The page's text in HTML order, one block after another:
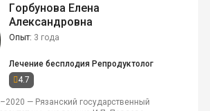
Горбунова Елена
Александровна
4.7
Опыт 3 года
Лечение бесплодия Репродуктолог
— Рязанский государственный